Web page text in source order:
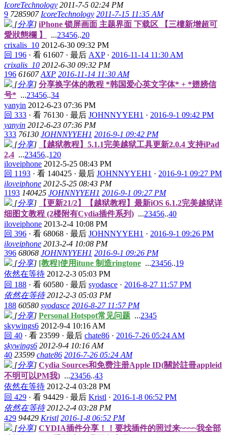
IcoreTechnology 2011-7-5 02:24 PM
9 7285907 IcoreTechnology 2011-7-15 11:35 AM
[分享] iPhone 锁屏画面 主题界面 下载区 【三樓新增超可
愛狀態欄 】
...23456..20
crixalis_10 2012-6-30 09:32 PM
回 196 · 看 61607 · 最后 AXP· 2016-11-14 11:30 AM
crixalis_10 2012-6-30 09:32 PM
196 61607 AXP 2016-11-14 11:30 AM
[分享] 分享换字体的教程 *韩国爱心英文字体* + *翅膀信
号* ...23456..34
yanyin 2012-6-23 07:36 PM
回 333 · 看 76130 · 最后 JOHNNYYEH1 · 2016-9-1 09:42 PM
yanyin 2012-6-23 07:36 PM
333 76130 JOHNNYYEH1 2016-9-1 09:42 PM
[分享]
【越狱教程】5.1.1完美越狱工具更新2.0.4 支持iPad
2,4 ...23456..120
iloveiphone 2012-5-25 08:43 PM
回 1193 · 看 140425 · 最后 JOHNNYYEH1 · 2016-9-1 09:27 PM
iloveiphone 2012-5-25 08:43 PM
1193 140425 JOHNNYYEH1 2016-9-1 09:27 PM
[分享]
【更新21/2】【越狱教程】最新iOS 6.1.2完美越狱详
细图文教程 (2楼附有Cydia插件系列) ...23456..40
iloveiphone 2013-2-4 10:08 PM
回 396 · 看 68068 · 最后 JOHNNYYEH1 · 2016-9-1 09:26 PM
iloveiphone 2013-2-4 10:08 PM
396 68068 JOHNNYYEH1 2016-9-1 09:26 PM
[分享] [教程]使用itune 制造ringtone ...23456..19
依然在等待 2012-2-3 05:03 PM
回 188 · 看 60580 · 最后 syodasce · 2016-8-27 11:57 PM
依然在等待 2012-2-3 05:03 PM
188 60580 syodasce 2016-8-27 11:57 PM
[分享] Personal Hotspot常见问题 ...2345
skywings6 2012-9-4 10:16 AM
回 40 · 看 23599 · 最后 chate86 · 2016-7-26 05:24 AM
skywings6 2012-9-4 10:16 AM
40 23599 chate86 2016-7-26 05:24 AM
[分享] Cydia Sources和免费注册Apple ID(關於註冊appleid
不明可以PM我) ...23456..43
依然在等待 2012-2-4 03:28 PM
回 429 · 看 94429 · 最后 Kristl · 2016-1-8 06:52 PM
依然在等待 2012-2-4 03:28 PM
429 94429 Kristl 2016-1-8 06:52 PM
[分享] CYDIA插件分享！！要找插件的照过来~~~~我全部